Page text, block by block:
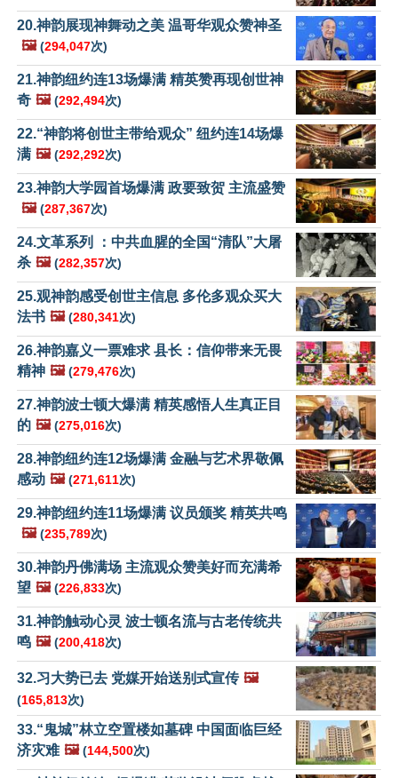
20.神韵展现神舞动之美 温哥华观众赞神圣
🖼️ (294,047次)
21.神韵纽约连13场爆满 精英赞再现创世神
奇 🖼️ (292,494次)
22.“神韵将创世主带给观众” 纽约连14场爆
满 🖼️ (292,292次)
23.神韵大学园首场爆满 政要致贺 主流盛赞
🖼️ (287,367次)
24.文革系列 ：中共血腥的全国“清队”大屠
杀 🖼️ (282,357次)
25.观神韵感受创世主信息 多伦多观众买大
法书 🖼️ (280,341次)
26.神韵嘉义一票难求 县长：信仰带来无畏
精神 🖼️ (279,476次)
27.神韵波士顿大爆满 精英感悟人生真正目
的 🖼️ (275,016次)
28.神韵纽约连12场爆满 金融与艺术界敬佩
感动 🖼️ (271,611次)
29.神韵纽约连11场爆满 议员颁奖 精英共鸣
🖼️ (235,789次)
30.神韵丹佛满场 主流观众赞美好而充满希
望 🖼️ (226,833次)
31.神韵触动心灵 波士顿名流与古老传统共
鸣 🖼️ (200,418次)
32.习大势已去 党媒开始送别式宣传 🖼️
(165,813次)
33.“鬼城”林立空置楼如墓碑 中国面临巨经
济灾难 🖼️ (144,500次)